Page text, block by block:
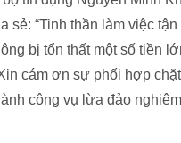
“Tinh thần làm việc
bị tổn thất một số tiền
cám ơn sự phối hợp
công vụ lừa đảo nghiêm